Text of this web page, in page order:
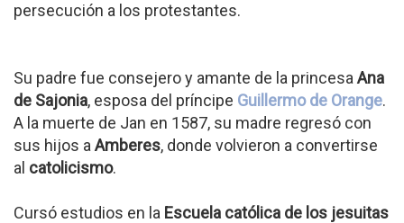
persecución a los protestantes.
Su padre fue consejero y amante de la princesa Ana
de Sajonia, esposa del príncipe Guillermo de Orange.
A la muerte de Jan en 1587, su madre regresó con
sus hijos a Amberes, donde volvieron a convertirse
al catolicismo.
Cursó estudios en la Escuela católica de los jesuitas